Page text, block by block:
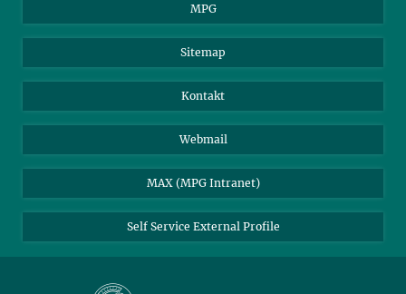
MPG
Sitemap
Kontakt
Webmail
MAX (MPG Intranet)
Self Service External Profile